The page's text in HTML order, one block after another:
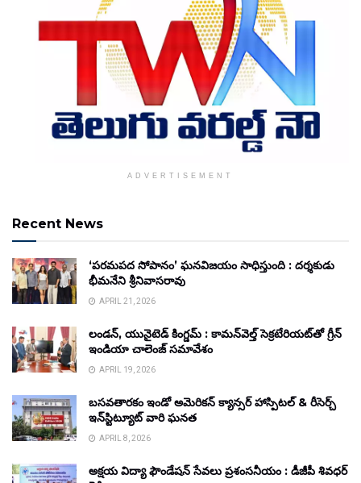
ADVERTISEMENT
Recent News
‘పరమపద సోపానం’ ఘనవిజయం సాధిస్తుంది : దర్శకుడు
భీమనేని శ్రీనివాసరావు
APRIL 21, 2026
లండన్, యునైటెడ్ కింగ్డమ్ : కామన్‌వెల్త్ సెక్రటేరియట్‌తో గ్రీన్
ఇండియా చాలెంజ్ సమావేశం
APRIL 19, 2026
బసవతారకం ఇండో అమెరికన్ క్యాన్సర్ హాస్పిటల్ & రీసెర్చ్
ఇన్‌స్టిట్యూట్ వారి ఘనత
APRIL 8, 2026
అక్షయ విద్యా ఫౌండేషన్ సేవలు ప్రశంసనీయం : డీజీపీ శివధర్